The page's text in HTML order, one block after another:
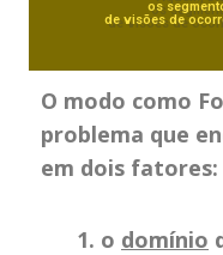
os
de visões de
O modo como
problema que
em dois fatores:
1. o domínio